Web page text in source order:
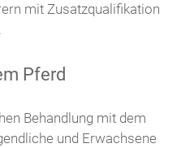
mit Zusatzqualifikation
Pferd
Behandlung mit dem
und Erwachsene